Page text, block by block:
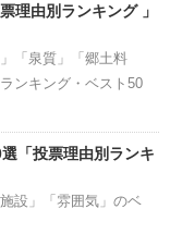
理由別ランキング 」
「泉質」「郷土料
ンキング・ベスト50
「投票理由別ランキ
設」「雰囲気」のベ